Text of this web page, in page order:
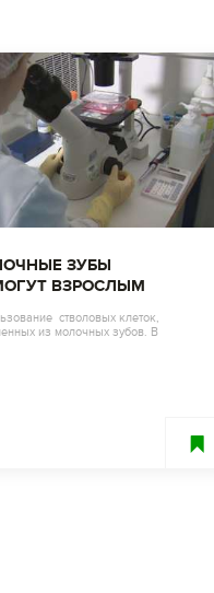
ЗУБЫ
ВЗРОСЛЫМ
стволовых клеток,
из молочных зубов. В